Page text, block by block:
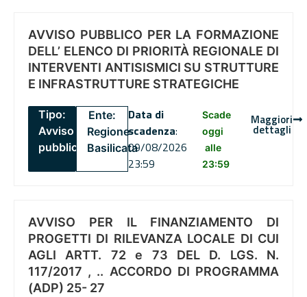
AVVISO PUBBLICO PER LA FORMAZIONE
DELL’ ELENCO DI PRIORITÀ REGIONALE DI
INTERVENTI ANTISISMICI SU STRUTTURE
E INFRASTRUTTURE STRATEGICHE
Tipo:
Avviso
pubblico
Ente:
Regione
Basilicata
Data di
scadenza:
09/08/2026
23:59
Scade
oggi
alle
23:59
Maggiori
dettagli
AVVISO PER IL FINANZIAMENTO DI
PROGETTI DI RILEVANZA LOCALE DI CUI
AGLI ARTT. 72 e 73 DEL D. LGS. N.
117/2017 , .. ACCORDO DI PROGRAMMA
(ADP) 25- 27